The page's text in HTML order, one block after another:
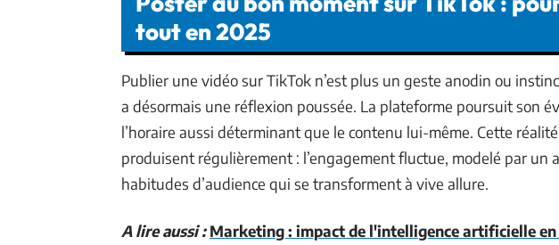
tout en 2025
Publier une vidéo sur TikTok n’est plus un geste anodin ou
a désormais une réflexion poussée. La plateforme poursuit son
l’horaire aussi déterminant que le contenu lui-même. Cette
produisent régulièrement : l’engagement fluctue, modelé par un
habitudes d’audience qui se transforment à vive allure.
A lire aussi : Marketing : impact de l'intelligence artificielle en